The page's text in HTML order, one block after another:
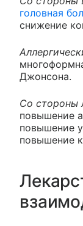
головная
снижение
Джонсона.
Со стороны
повышение
повышение
повышение